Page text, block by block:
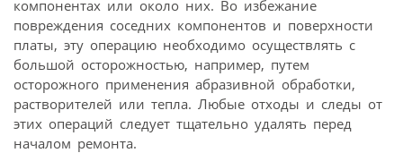
компонентах или около них. Во избежание
повреждения соседних компонентов и поверхности
платы, эту операцию необходимо осуществлять с
большой осторожностью, например, путем
осторожного применения абразивной обработки,
растворителей или тепла. Любые отходы и следы от
этих операций следует тщательно удалять перед
началом ремонта.